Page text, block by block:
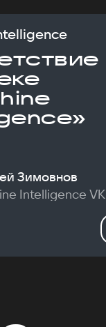
Зимовнов
Intelligence VK